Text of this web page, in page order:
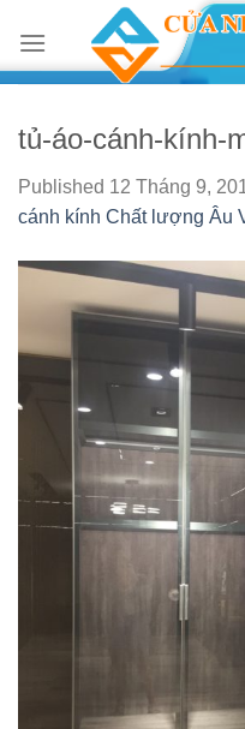
content
tủ-áo-cánh-kính-
Published 12 Tháng 9,
cánh kính Chất lượng Âu